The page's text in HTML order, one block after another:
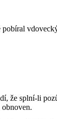
že splní-li